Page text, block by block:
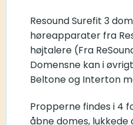
Resound Surefit 3
høreapparater fra
højtalere (Fra
Domensne kan i
Beltone og Interton
Propperne findes i 4
åbne domes, lukkede